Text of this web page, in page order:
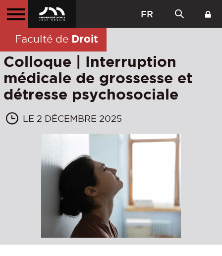
FR
Faculté de Droit
Colloque | Interruption
médicale de grossesse et
détresse psychosociale
LE 2 DÉCEMBRE 2025